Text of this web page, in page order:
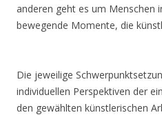
anderen geht es um Menschen
bewegende Momente, die
Die jeweilige
individuellen Perspektiven der
den gewählten künstlerischen